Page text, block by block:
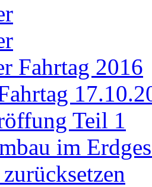
Fahrtag 2016
Teil 1
im